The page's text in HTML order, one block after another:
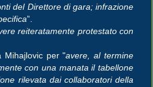
del Direttore di gara; infrazione
”.
reiteratamente protestato con
Mihajlovic per "avere, al termine
con una manata il tabellone
rilevata dai collaboratori della